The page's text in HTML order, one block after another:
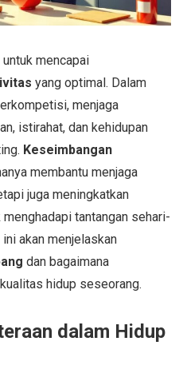
mencapai
yang optimal. Dalam
menjaga
istirahat, dan kehidupan
Keseimbangan
membantu menjaga
juga meningkatkan
tantangan sehari-
akan menjelaskan
dan bagaimana
hidup seseorang.
dalam Hidup